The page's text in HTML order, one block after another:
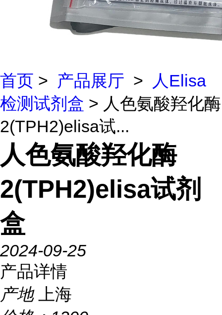
首页 > 产品展厅 >
人Elisa
检测试剂盒 > 人色氨酸羟化酶
2(TPH2)elisa试...
人色氨酸羟化酶
2(TPH2)elisa试剂
盒
2024-09-25
产品详情
产地
上海